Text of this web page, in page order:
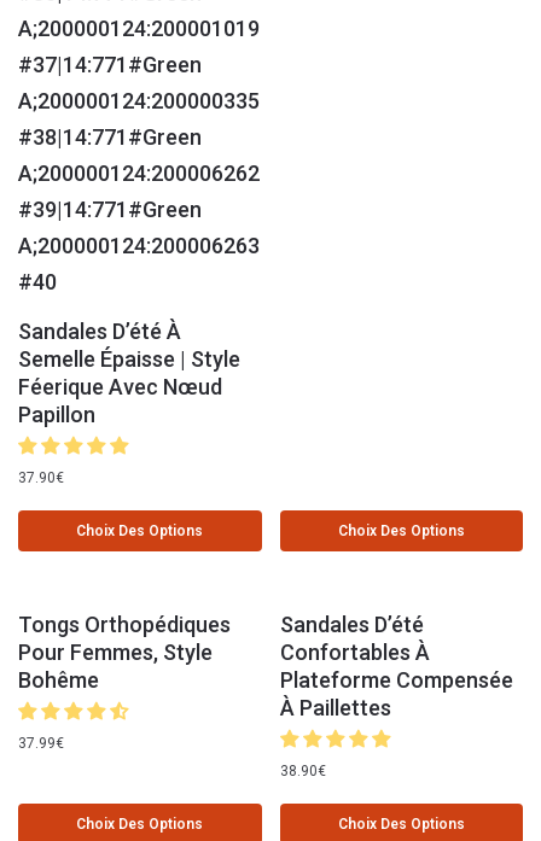
Sandales D’été À
Semelle Épaisse | Style
Féerique Avec Nœud
Papillon
37.90€
Choix Des Options Choix Des Options
Tongs Orthopédiques
Pour Femmes, Style
Bohême
37.99€
Choix Des Options
Sandales D’été
Confortables À
Plateforme Compensée
À Paillettes
38.90€
Choix Des Options